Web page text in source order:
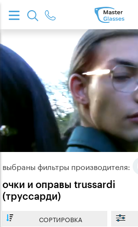
выбраны фильтры производителя:
очки и оправы trussardi
(труссарди)
СОРТИРОВКА